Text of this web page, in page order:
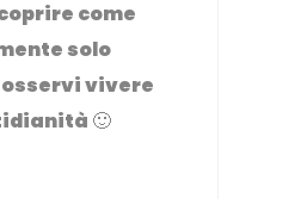
come
solo
vivere
🙂